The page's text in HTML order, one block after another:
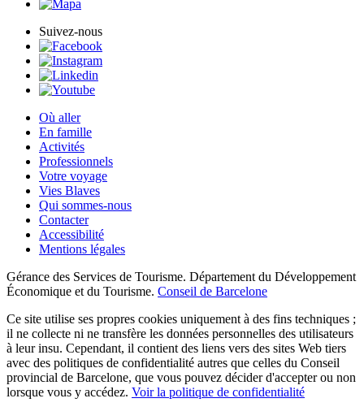
Suivez-nous
Où aller
En famille
Activités
Professionnels
Votre voyage
Vies Blaves
Qui sommes-nous
Contacter
Accessibilité
Mentions légales
Gérance des Services de Tourisme. Département du Développement
Économique et du Tourisme. Conseil de Barcelone
Ce site utilise ses propres cookies uniquement à des fins techniques ;
il ne collecte ni ne transfère les données personnelles des utilisateurs
à leur insu. Cependant, il contient des liens vers des sites Web tiers
avec des politiques de confidentialité autres que celles du Conseil
provincial de Barcelone, que vous pouvez décider d'accepter ou non
lorsque vous y accédez. Voir la politique de confidentialité